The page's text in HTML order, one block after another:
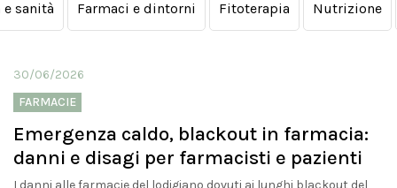
sanità Farmaci e dintorni Fitoterapia Nutrizione
30/06/2026
FARMACIE
Emergenza caldo, blackout in farmacia:
danni e disagi per farmacisti e pazienti
I danni alle farmacie del lodigiano dovuti ai lunghi blackout del